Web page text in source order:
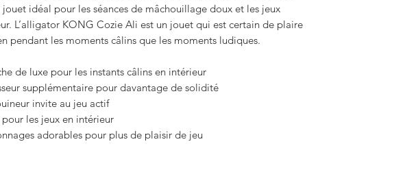
jouet idéal pour les séances de mâchouillage doux et les jeux
L’alligator KONG Cozie Ali est un jouet qui est certain de plaire
pendant les moments câlins que les moments ludiques.
de luxe pour les instants câlins en intérieur
supplémentaire pour davantage de solidité
invite au jeu actif
les jeux en intérieur
adorables pour plus de plaisir de jeu